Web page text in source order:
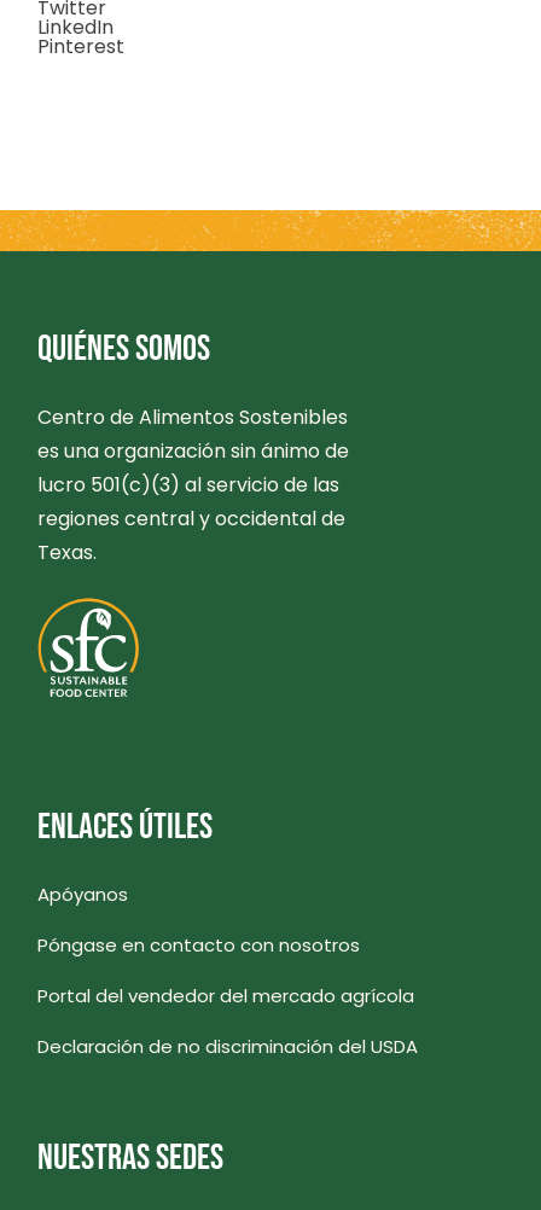
Twitter
LinkedIn
Pinterest
QUIÉNES SOMOS
Centro de Alimentos Sostenibles
es una organización sin ánimo de
lucro 501(c)(3) al servicio de las
regiones central y occidental de
Texas.
ENLACES ÚTILES
Apóyanos
Póngase en contacto con nosotros
Portal del vendedor del mercado agrícola
Declaración de no discriminación del USDA
NUESTRAS SEDES